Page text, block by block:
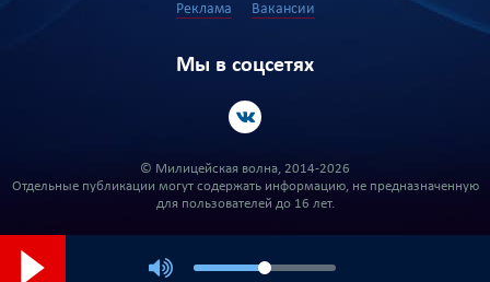
Реклама Вакансии
Мы в соцсетях
© Милицейская волна, 2014-2026
Отдельные публикации могут содержать информацию, не предназначенную
для пользователей до 16 лет.